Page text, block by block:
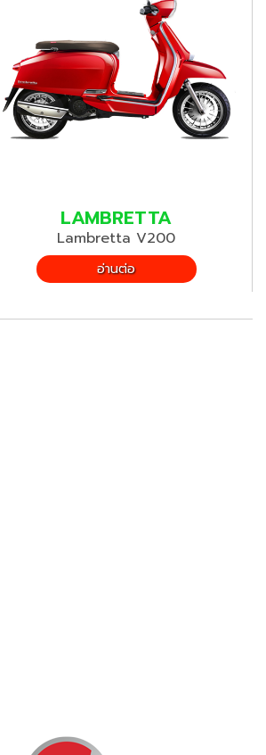
LAMBRETTA
Lambretta V200
อ่านต่อ